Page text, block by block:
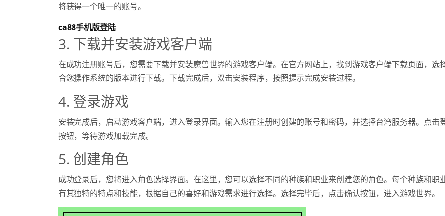
将获得一个唯一的账号。
ca88手机版登陆
3. 下载并安装游戏客户端
在成功注册账号后，您需要下载并安装魔兽世界的游戏客户端。在官方网站上，找到游戏客户端下载页面，选
合您操作系统的版本进行下载。下载完成后，双击安装程序，按照提示完成安装过程。
4. 登录游戏
安装完成后，启动游戏客户端，进入登录界面。输入您在注册时创建的账号和密码，并选择台湾服务器。点击
按钮，等待游戏加载完成。
5. 创建角色
成功登录后，您将进入角色选择界面。在这里，您可以选择不同的种族和职业来创建您的角色。每个种族和职
有其独特的特点和技能，根据自己的喜好和游戏需求进行选择。选择完毕后，点击确认按钮，进入游戏世界。